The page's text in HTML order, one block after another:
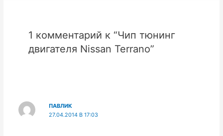
1 комментарий к “Чип тюнинг
двигателя Nissan Terrano”
ПАВЛИК
27.04.2014 В 17:03